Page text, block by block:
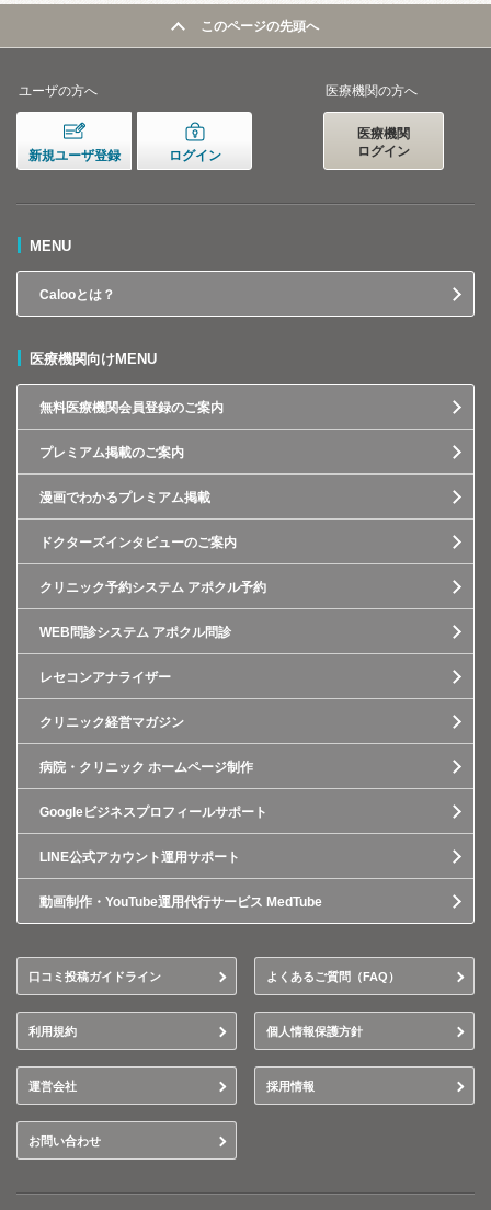
このページの先頭へ
ユーザの方へ
新規ユーザ登録 ログイン
医療機関の方へ
医療機関
ログイン
MENU
Calooとは？
医療機関向けMENU
無料医療機関会員登録のご案内
プレミアム掲載のご案内
漫画でわかるプレミアム掲載
ドクターズインタビューのご案内
クリニック予約システム アポクル予約
WEB問診システム アポクル問診
レセコンアナライザー
クリニック経営マガジン
病院・クリニック ホームページ制作
Googleビジネスプロフィールサポート
LINE公式アカウント運用サポート
動画制作・YouTube運用代行サービス MedTube
口コミ投稿ガイドライン よくあるご質問（FAQ）
利用規約 個人情報保護方針
運営会社 採用情報
お問い合わせ